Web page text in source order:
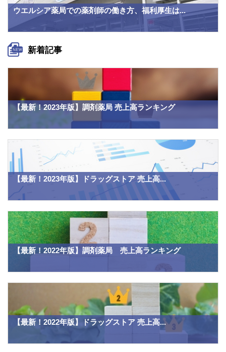
ウエルシア薬局での薬剤師の働き方、福利厚生は...
新着記事
【最新！2023年版】調剤薬局 売上高ランキング
【最新！2023年版】ドラッグストア 売上高...
【最新！2022年版】調剤薬局 売上高ランキング
【最新！2022年版】ドラッグストア 売上高...